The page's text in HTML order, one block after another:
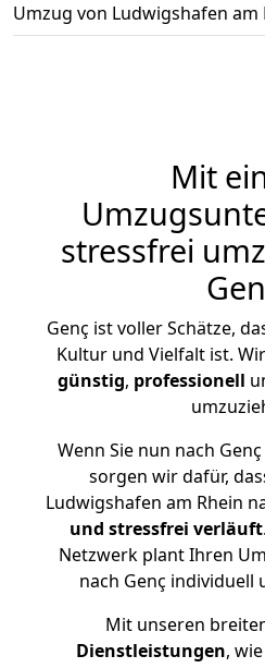
Umzug von Ludwigshafen am
Mit
stressfrei
Genç ist voller Schätze,
Kultur und Vielfalt ist.
günstig, professionell
Wenn Sie nun nach
sorgen wir dafür,
Ludwigshafen am Rhein
und stressfrei verläuft
Netzwerk plant Ihren
nach Genç individuell
Mit unseren
Dienstleistungen,